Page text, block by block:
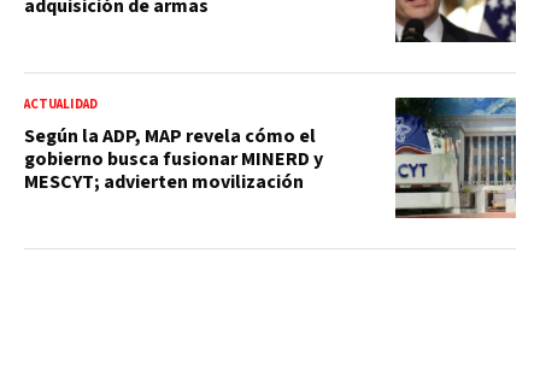
adquisición de armas
ACTUALIDAD
Según la ADP, MAP revela cómo el
gobierno busca fusionar MINERD y
MESCYT; advierten movilización